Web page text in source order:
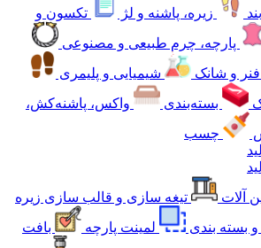
زیره، پاشنه و لژ
تکسون و
پارچه، چرم طبیعی و مصنوعی
فنر و شانک
شیمیایی و پلیمری
بسته‌بندی
واکس، پاشنه‌کش،
چسب
آلات
تیغه سازی و قالب سازی زیره
بسته بندی
لمینت پارچه
بافت